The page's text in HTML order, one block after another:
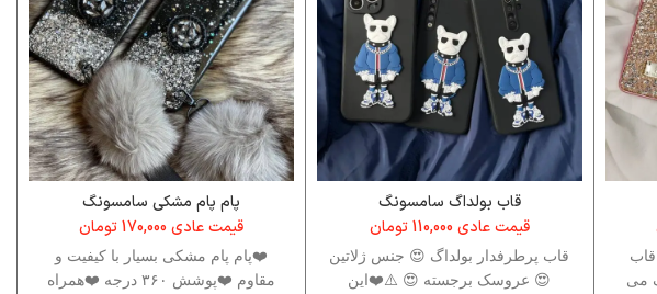
می
قاب بولداگ سامسونگ
قیمت عادی110,000 تومان
قاب پرطرفدار بولداگ 😍 جنس ژلاتین
😍 عروسک برجسته 😍 ⚠️❤️این
پام پام مشکی سامسونگ
قیمت عادی170,000تومان
❤️پام پام مشکی بسیار با کیفیت و
مقاوم ❤️پوشش ۳۶۰ درجه ❤️همراه